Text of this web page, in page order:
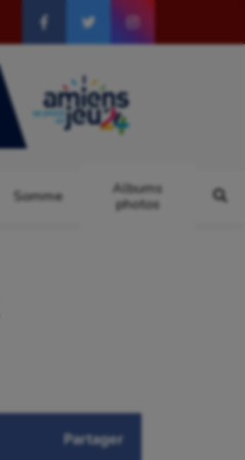
Somme
Albums
photos
Partager